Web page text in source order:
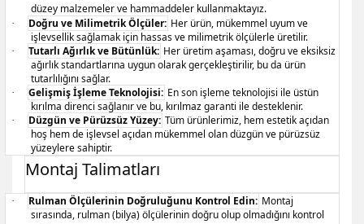
düzey malzemeler ve hammaddeler kullanmaktayız.
· Doğru ve Milimetrik Ölçüler: Her ürün, mükemmel uyum ve
işlevsellik sağlamak için hassas ve milimetrik ölçülerle üretilir.
· Tutarlı Ağırlık ve Bütünlük: Her üretim aşaması, doğru ve eksiksiz
ağırlık standartlarına uygun olarak gerçekleştirilir, bu da ürün
tutarlılığını sağlar.
· Gelişmiş İşleme Teknolojisi: En son işleme teknolojisi ile üstün
kırılma direnci sağlanır ve bu, kırılmaz garanti ile desteklenir.
· Düzgün ve Pürüzsüz Yüzey: Tüm ürünlerimiz, hem estetik açıdan
hoş hem de işlevsel açıdan mükemmel olan düzgün ve pürüzsüz
yüzeylere sahiptir.
Montaj Talimatları
· Rulman Ölçülerinin Doğruluğunu Kontrol Edin: Montaj
sırasında, rulman (bilya) ölçülerinin doğru olup olmadığını kontrol